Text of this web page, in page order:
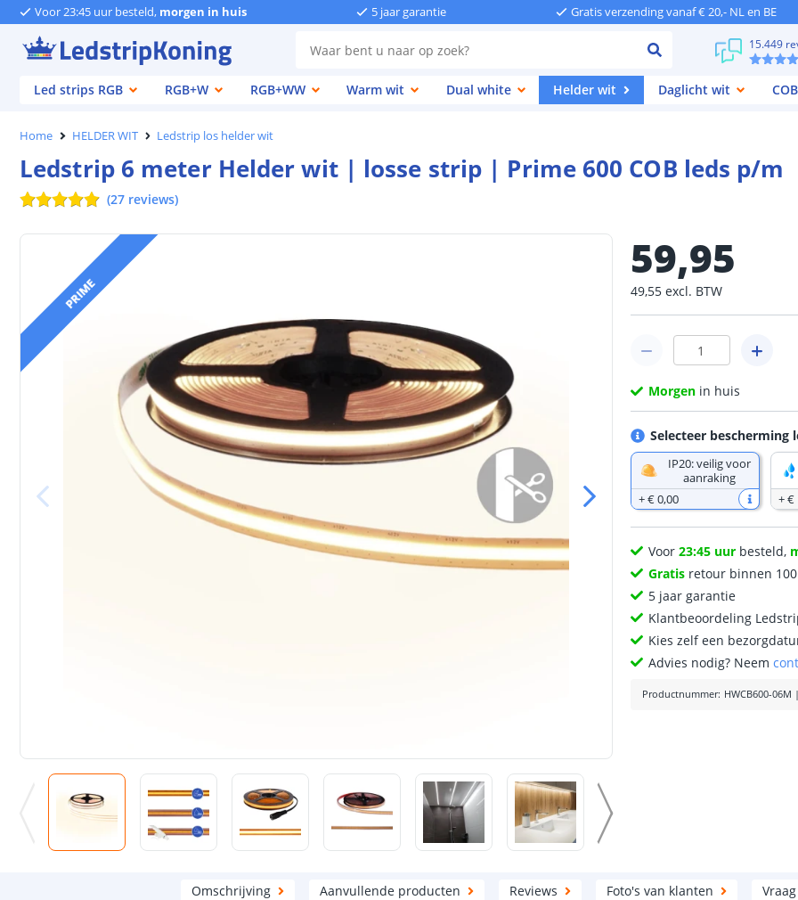
Voor 23:45 uur besteld, morgen in huis 5 jaar garantie Gratis verzending vanaf € 20,- NL en BE
15.449
Led strips RGB
RGB+W RGB+WW Warm wit Dual white Helder wit Daglicht wit COB
Home HELDER WIT Ledstrip los helder wit
Ledstrip 6 meter Helder wit | losse strip | Prime 600 COB leds p/m
(27 reviews)
PRIME
59,95
49,55 excl. BTW
Morgen in huis
Selecteer bescherming
IP20: veilig voor
aanraking
+€ 0,00
+€
Voor23:45 uur besteld,
Gratis retour binnen
5 jaar garantie
Klantbeoordeling
Kies zelf een
Advies nodig? Neem
Productnummer: HWCB600-06M |
Omschrijving Aanvullende producten Reviews Foto's van klanten